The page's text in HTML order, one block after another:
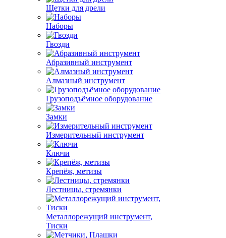
Щетки для дрели
Наборы
Гвозди
Абразивный инструмент
Алмазный инструмент
Грузоподъёмное оборудование
Замки
Измерительный инструмент
Ключи
Крепёж, метизы
Лестницы, стремянки
Металлорежущий инструмент,
Тиски